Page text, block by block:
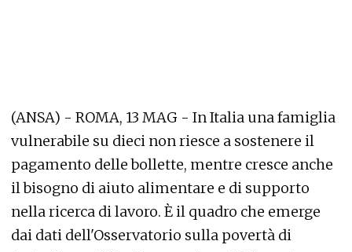
(ANSA) - ROMA, 13 MAG - In Italia una famiglia
vulnerabile su dieci non riesce a sostenere il
pagamento delle bollette, mentre cresce anche
il bisogno di aiuto alimentare e di supporto
nella ricerca di lavoro. È il quadro che emerge
dai dati dell'Osservatorio sulla povertà di